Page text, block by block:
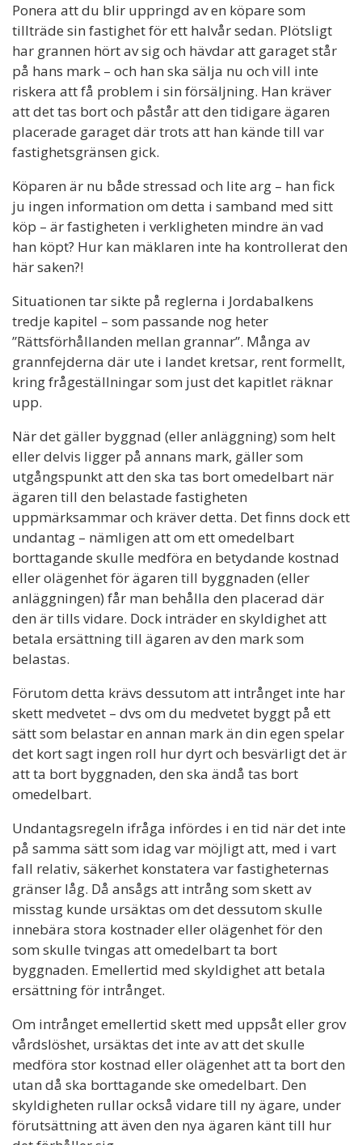
Ponera att du blir uppringd av en köpare som
tillträde sin fastighet för ett halvår sedan. Plötsligt
har grannen hört av sig och hävdar att garaget står
på hans mark – och han ska sälja nu och vill inte
riskera att få problem i sin försäljning. Han kräver
att det tas bort och påstår att den tidigare ägaren
placerade garaget där trots att han kände till var
fastighetsgränsen gick.
Köparen är nu både stressad och lite arg – han fick
ju ingen information om detta i samband med sitt
köp – är fastigheten i verkligheten mindre än vad
han köpt? Hur kan mäklaren inte ha kontrollerat den
här saken?!
Situationen tar sikte på reglerna i Jordabalkens
tredje kapitel – som passande nog heter
”Rättsförhållanden mellan grannar”. Många av
grannfejderna där ute i landet kretsar, rent formellt,
kring frågeställningar som just det kapitlet räknar
upp.
När det gäller byggnad (eller anläggning) som helt
eller delvis ligger på annans mark, gäller som
utgångspunkt att den ska tas bort omedelbart när
ägaren till den belastade fastigheten
uppmärksammar och kräver detta. Det finns dock ett
undantag – nämligen att om ett omedelbart
borttagande skulle medföra en betydande kostnad
eller olägenhet för ägaren till byggnaden (eller
anläggningen) får man behålla den placerad där
den är tills vidare. Dock inträder en skyldighet att
betala ersättning till ägaren av den mark som
belastas.
Förutom detta krävs dessutom att intrånget inte har
skett medvetet – dvs om du medvetet byggt på ett
sätt som belastar en annan mark än din egen spelar
det kort sagt ingen roll hur dyrt och besvärligt det är
att ta bort byggnaden, den ska ändå tas bort
omedelbart.
Undantagsregeln ifråga infördes i en tid när det inte
på samma sätt som idag var möjligt att, med i vart
fall relativ, säkerhet konstatera var fastigheternas
gränser låg. Då ansågs att intrång som skett av
misstag kunde ursäktas om det dessutom skulle
innebära stora kostnader eller olägenhet för den
som skulle tvingas att omedelbart ta bort
byggnaden. Emellertid med skyldighet att betala
ersättning för intrånget.
Om intrånget emellertid skett med uppsåt eller grov
vårdslöshet, ursäktas det inte av att det skulle
medföra stor kostnad eller olägenhet att ta bort den
utan då ska borttagande ske omedelbart. Den
skyldigheten rullar också vidare till ny ägare, under
förutsättning att även den nya ägaren känt till hur